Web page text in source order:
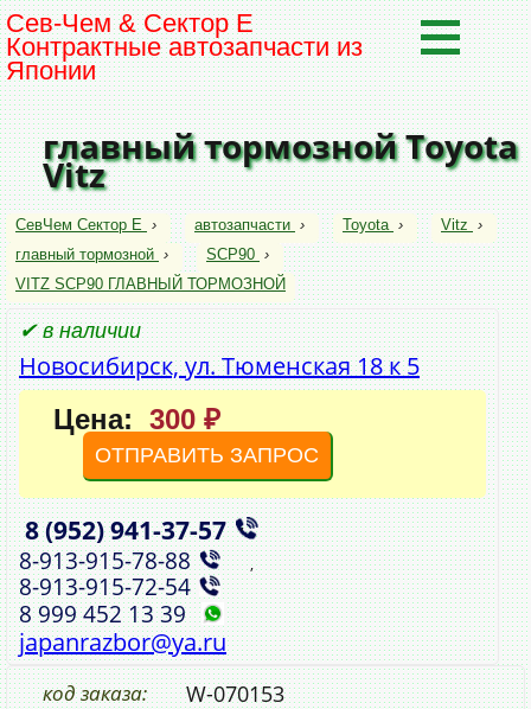
Сев-Чем & Сектор Е
Контрактные автозапчасти из
Японии
главный тормозной Toyota
Vitz
СевЧем Сектор Е › автозапчасти › Toyota › Vitz ›
главный тормозной › SCP90 ›
VITZ SCP90 ГЛАВНЫЙ ТОРМОЗНОЙ
✔ в наличии
Новосибирск, ул. Тюменская 18 к 5
Цена: 300 ₽
ОТПРАВИТЬ ЗАПРОС
8 (952)941‑37‑57 ,
8‑913‑915‑78‑88 ,
8‑913‑915‑72‑54
8 999 452 13 39
japanrazbor@ya.ru
код заказа: W-070153